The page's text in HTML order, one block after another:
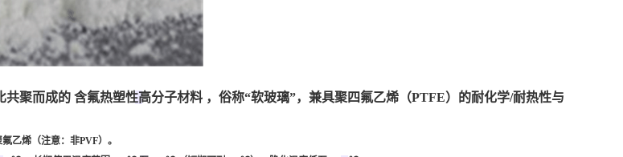
共聚而成的 含氟热塑性高分子材料 ，俗称“软玻璃”，兼具聚四氟乙烯（PTFE）的耐化学/耐热性与
乙烯（注意：非PVF）。